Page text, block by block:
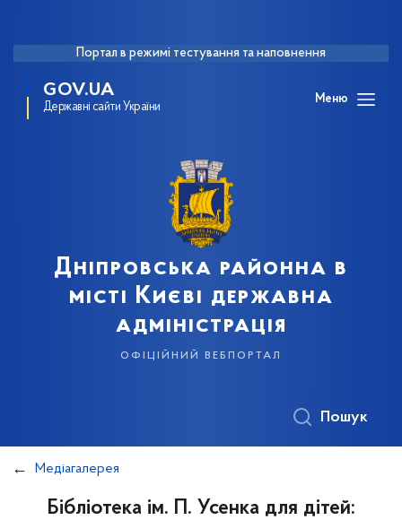
Портал в режимі тестування та наповнення
GOV.UA
Державні сайти України
Меню
Дніпровська районна в
місті Києві державна
адміністрація
офіційний вебпортал
Пошук
Медіагалерея
Бібліотека ім. П. Усенка для дітей: